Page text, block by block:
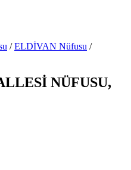
/ ELDİVAN Nüfusu /
NÜFUSU,